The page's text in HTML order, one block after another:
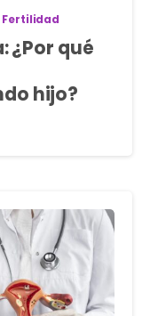
Fertilidad
¿Por qué
hijo?